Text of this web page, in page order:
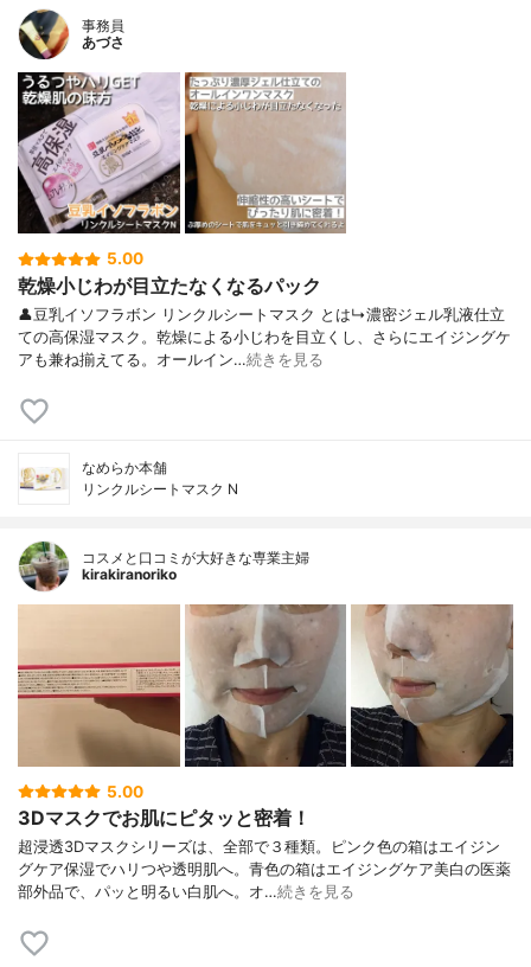
事務員
あづさ
5.00
乾燥小じわが目立たなくなるパック
👤豆乳イソフラボン リンクルシートマスク とは↳濃密ジェル乳液仕立
ての高保湿マスク。乾燥による小じわを目立くし、さらにエイジングケ
アも兼ね揃えてる。オールイン…続きを見る
なめらか本舗
リンクルシートマスク N
コスメと口コミが大好きな専業主婦
kirakiranoriko
5.00
3Dマスクでお肌にピタッと密着！
超浸透3Dマスクシリーズは、全部で３種類。ピンク色の箱はエイジン
グケア保湿でハリつや透明肌へ。青色の箱はエイジングケア美白の医薬
部外品で、パッと明るい白肌へ。オ…続きを見る